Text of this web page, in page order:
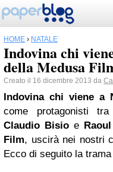
HOME › NATALE
Indovina chi
della Medusa
Creato il 16 dicembre 2013 da
Indovina chi viene a
come protagonisti
Claudio Bisio e
Film, uscirà nei nostri
Ecco di seguito la